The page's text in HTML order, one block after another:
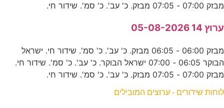
מבזק 07:00 - 07:05 מבזק. כ' עב'. כ' סמ'. שידור חי.
ערוץ 14 05-08-2026
מבזק 06:00 - 06:05 מבזק. כ' עב'. כ' סמ'. שידור חי. ישראל
הבוקר 06:05 - 07:00 ישראל הבוקר. כ' עב'. כ' סמ'. שידור חי.
מבזק 07:00 - 07:05 מבזק. כ' עב'. כ' סמ'. שידור חי.
לוחות שידורים - ערוצים המובילים